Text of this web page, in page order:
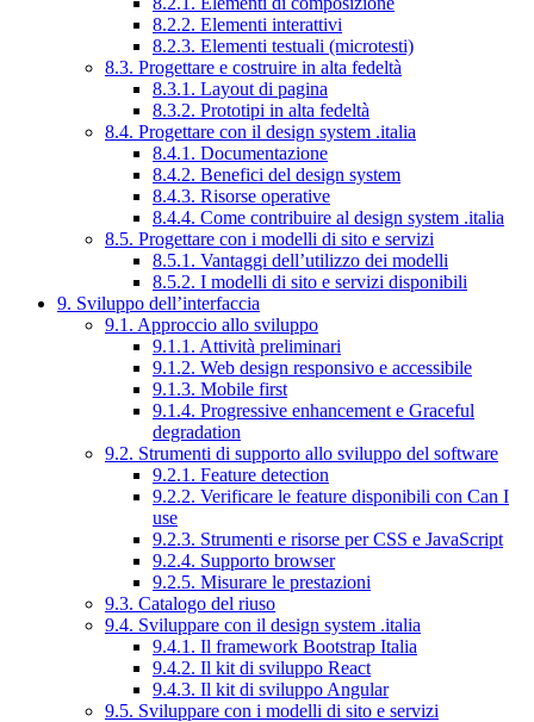
8.2.2. Elementi interattivi
8.2.3. Elementi testuali (microtesti)
8.3. Progettare e costruire in alta fedeltà
8.3.1. Layout di pagina
8.3.2. Prototipi in alta fedeltà
8.4. Progettare con il design system .italia
8.4.1. Documentazione
8.4.2. Benefici del design system
8.4.3. Risorse operative
8.4.4. Come contribuire al design system .italia
8.5. Progettare con i modelli di sito e servizi
8.5.1. Vantaggi dell’utilizzo dei modelli
8.5.2. I modelli di sito e servizi disponibili
9. Sviluppo dell’interfaccia
9.1. Approccio allo sviluppo
9.1.1. Attività preliminari
9.1.2. Web design responsivo e accessibile
9.1.3. Mobile first
9.1.4. Progressive enhancement e Graceful
degradation
9.2. Strumenti di supporto allo sviluppo del software
9.2.1. Feature detection
9.2.2. Verificare le feature disponibili con Can I
use
9.2.3. Strumenti e risorse per CSS e JavaScript
9.2.4. Supporto browser
9.2.5. Misurare le prestazioni
9.3. Catalogo del riuso
9.4. Sviluppare con il design system .italia
9.4.1. Il framework Bootstrap Italia
9.4.2. Il kit di sviluppo React
9.4.3. Il kit di sviluppo Angular
9.5. Sviluppare con i modelli di sito e servizi